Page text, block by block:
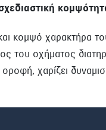
κομψό χαρακτήρα
του οχήματος
χαρίζει